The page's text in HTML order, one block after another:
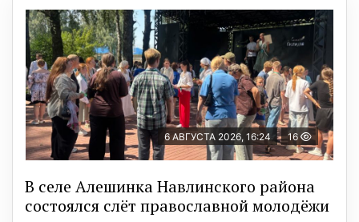
6 АВГУСТА 2026, 16:24 16
В селе Алешинка Навлинского района
состоялся слёт православной молодёжи